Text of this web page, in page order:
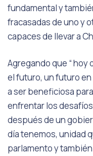
fundamental y
fracasadas de uno y
capaces de llevar a
Agregando que “ hoy
el futuro, un futuro
a ser beneficiosa
enfrentar los
después de un
día tenemos, unidad
parlamento y